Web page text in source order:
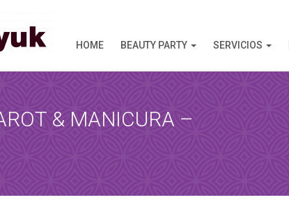
HOME BEAUTY PARTY SERVICIOS
& MANICURA –